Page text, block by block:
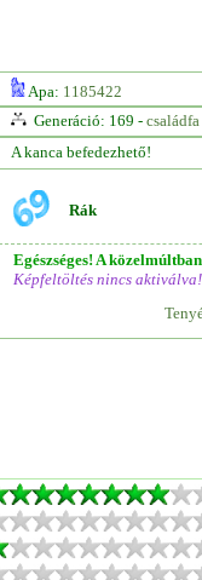
Apa: 1185422
Generáció: 169 - családfa
A kanca befedezhető!
Rák
Egészséges! A
Képfeltöltés nincs aktiválva!